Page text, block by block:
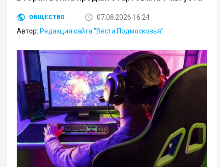
ОБЩЕСТВО
07.08.2026 16:24
Автор: Редакция сайта "Вести Подмосковья"